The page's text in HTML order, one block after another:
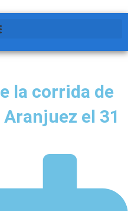
la corrida de
el 31